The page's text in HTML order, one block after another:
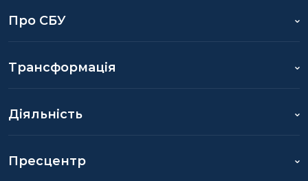
Про СБУ
Трансформація
Діяльність
Пресцентр